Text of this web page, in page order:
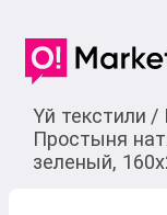
Үй текстили /
Простыня
зеленый,